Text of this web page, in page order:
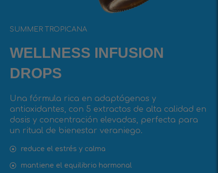
SUMMER TROPICANA
WELLNESS INFUSIОN
DROPS
Una fórmula rica en adaptógenos y
antioxidantes, con 5 extractos de alta calidad en
dosis y concentración elevadas, perfecta para
un ritual de bienestar veraniego.
reduce el estrés y calma
mantiene el equilibrio hormonal